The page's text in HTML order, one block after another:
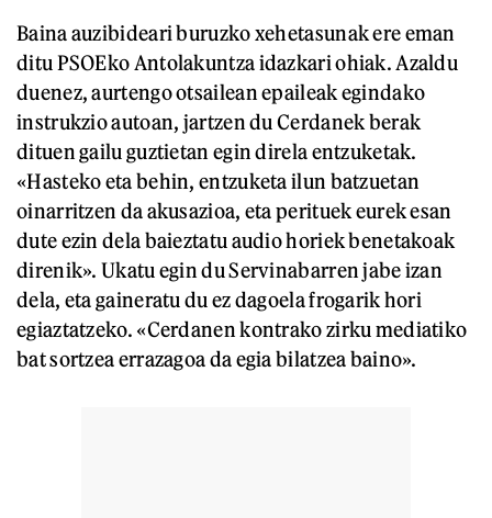
Baina auzibideari buruzko xehetasunak ere eman
ditu PSOEko Antolakuntza idazkari ohiak. Azaldu
duenez, aurtengo otsailean epaileak egindako
instrukzio autoan, jartzen du Cerdanek berak
dituen gailu guztietan egin direla entzuketak.
«Hasteko eta behin, entzuketa ilun batzuetan
oinarritzen da akusazioa, eta perituek eurek esan
dute ezin dela baieztatu audio horiek benetakoak
direnik». Ukatu egin du Servinabarren jabe izan
dela, eta gaineratu du ez dagoela frogarik hori
egiaztatzeko. «Cerdanen kontrako zirku mediatiko
bat sortzea errazagoa da egia bilatzea baino».